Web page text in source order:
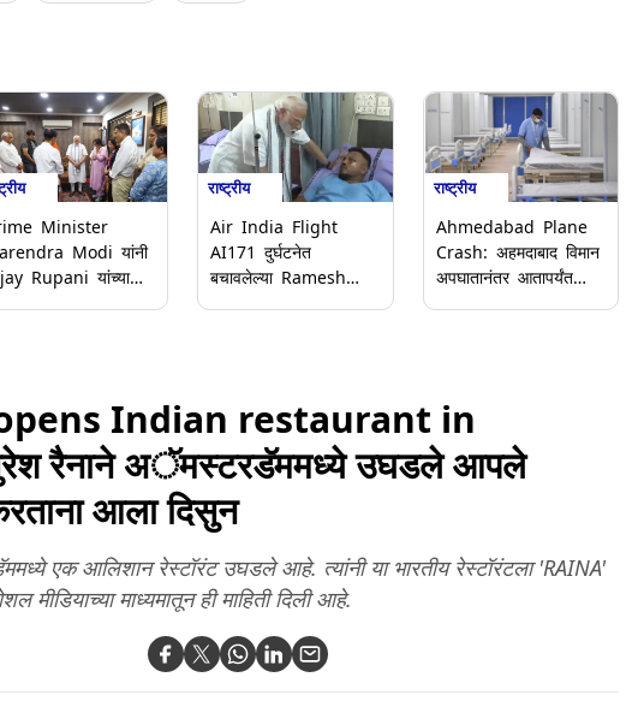
Minister
Modi यांनी
Rupani यांच्या
राष्ट्रीय
Air India Flight
AI171 दुर्घटनेत
बचावलेल्या Ramesh
राष्ट्रीय
Ahmedabad Plane
Crash: अहमदाबाद विमान
अपघातानंतर आतापर्यंत
Indian restaurant in
रैनाने अॅमस्टरडॅममध्ये उघडले आपले
आला दिसुन
एक आलिशान रेस्टॉरंट उघडले आहे. त्यांनी या भारतीय रेस्टॉरंटला 'RAINA'
माध्यमातून ही माहिती दिली आहे.